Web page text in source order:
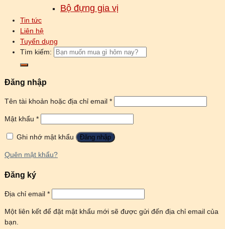
Bộ đựng gia vị
Tin tức
Liên hệ
Tuyển dụng
Tìm kiếm:
Đăng nhập
Tên tài khoản hoặc địa chỉ email *
Mật khẩu *
Ghi nhớ mật khẩu Đăng nhập
Quên mật khẩu?
Đăng ký
Địa chỉ email *
Một liên kết để đặt mật khẩu mới sẽ được gửi đến địa chỉ email của
bạn.